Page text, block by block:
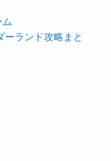
ーランド攻略まと